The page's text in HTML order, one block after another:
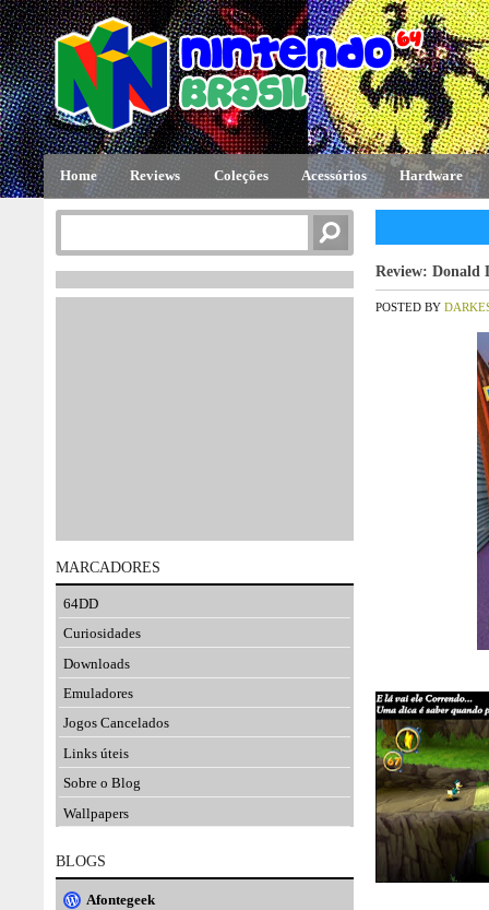
Home Reviews Coleções Acessórios Hardware
Review: Donald
POSTED BY
MARCADORES
64DD
Curiosidades
Downloads
Emuladores
Jogos Cancelados
Links úteis
Sobre o Blog
Wallpapers
BLOGS
Afontegeek